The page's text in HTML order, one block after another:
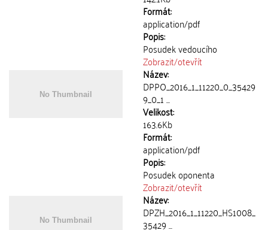
Formát:
application/pdf
Popis:
Posudek vedoucího
Zobrazit/otevřít
Název:
DPPO_2016_1_11220_0_35429
9_0_1 ...
Velikost:
163.6Kb
Formát:
application/pdf
Popis:
Posudek oponenta
Zobrazit/otevřít
Název:
DPZH_2016_1_11220_HS1008_
35429 ...